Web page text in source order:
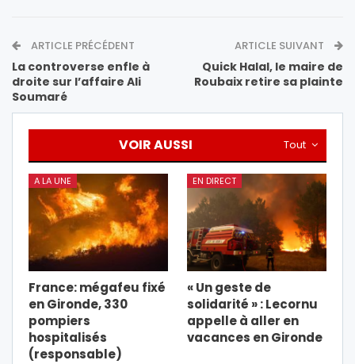
ARTICLE PRÉCÉDENT
La controverse enfle à
droite sur l’affaire Ali
Soumaré
ARTICLE SUIVANT
Quick Halal, le maire de
Roubaix retire sa plainte
Tout
VOIR AUSSI
A LA UNE
France: mégafeu fixé
en Gironde, 330
pompiers
hospitalisés
(responsable)
EN DIRECT
« Un geste de
solidarité » : Lecornu
appelle à aller en
vacances en Gironde